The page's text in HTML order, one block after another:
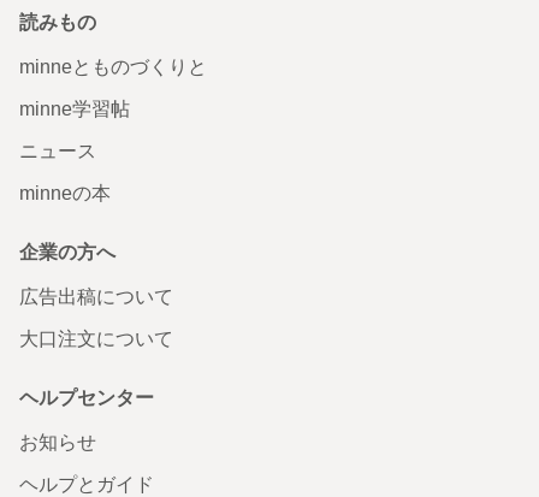
読みもの
minneとものづくりと
minne学習帖
ニュース
minneの本
企業の方へ
広告出稿について
大口注文について
ヘルプセンター
お知らせ
ヘルプとガイド